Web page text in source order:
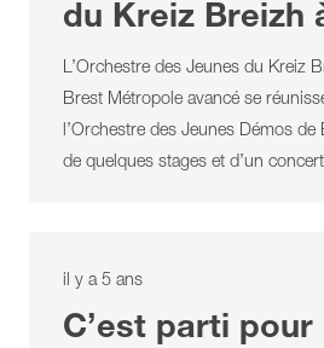
du Kreiz Breizh
L’Orchestre des Jeunes du Kreiz
Brest Métropole avancé se
l’Orchestre des Jeunes Démos de
de quelques stages et d’un
il y a 5 ans
C’est parti pour